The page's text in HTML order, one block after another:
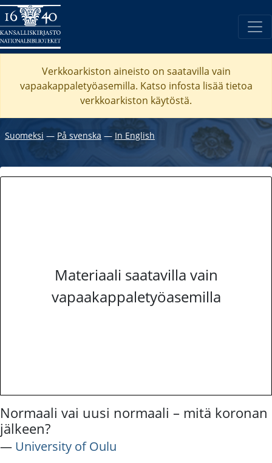
Verkkoarkiston aineisto on saatavilla vain
vapaakappaletyöasemilla. Katso infosta lisää tietoa
verkkoarkiston käytöstä.
Suomeksi ― På svenska ― In English
Materiaali saatavilla vain
vapaakappaletyöasemilla
Normaali vai uusi normaali – mitä koronan
jälkeen?
― University of Oulu